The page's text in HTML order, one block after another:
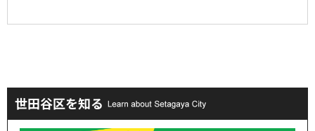
世田谷区を知る